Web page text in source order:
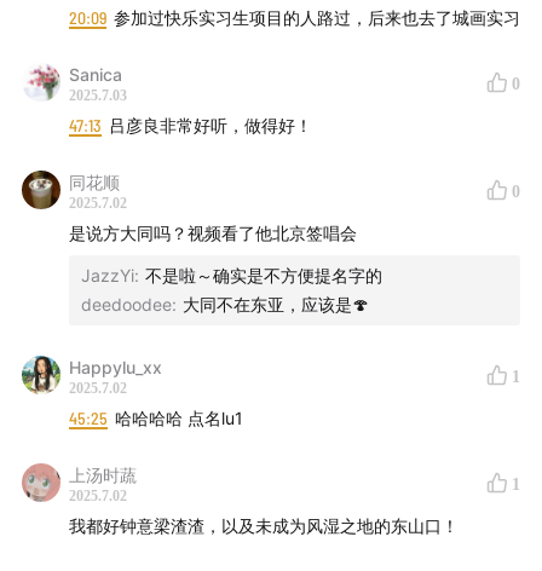
声音编辑 | Trace
运营管理 | Zenbi、Trace
联系方式 |191962929@qq.com
* 小房间周边速递
*手工包装未能完美，收到的朋友们也可以给 Zenbi 点反
20:09 参加过快乐实习生项目的人路过，后来也去了城画实习
Sanica
2025.7.03
0
47:13 吕彦良非常好听，做得好！
同花顺
2025.7.02
0
是说方大同吗？视频看了他北京签唱会
JazzYi: 不是啦～确实是不方便提名字的
deedoodee: 大同不在东亚，应该是🍄
Happylu_xx
2025.7.02
1
45:25 哈哈哈哈 点名lu1
上汤时蔬
2025.7.02
1
我都好钟意梁渣渣，以及未成为风湿之地的东山口！